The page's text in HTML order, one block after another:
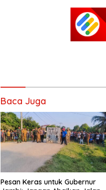
Baca Juga
Pesan Keras untuk Gubernur